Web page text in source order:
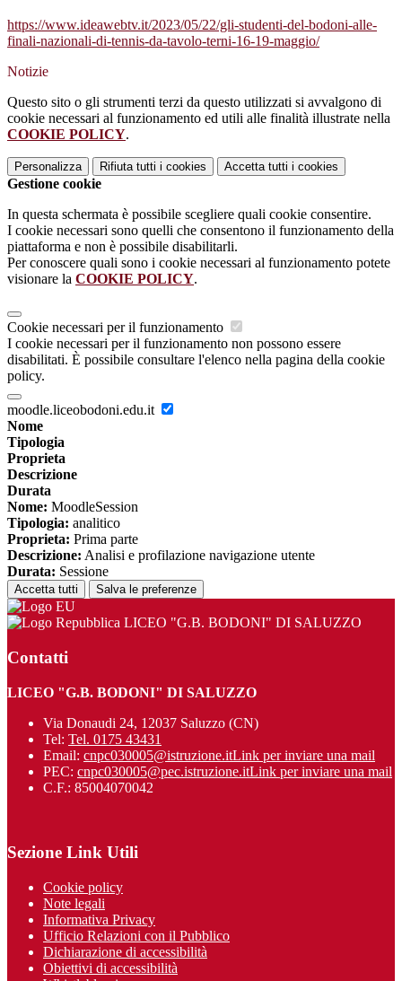
https://www.ideawebtv.it/2023/05/22/gli-studenti-del-bodoni-alle-
finali-nazionali-di-tennis-da-tavolo-terni-16-19-maggio/
Notizie
Questo sito o gli strumenti terzi da questo utilizzati si avvalgono di
cookie necessari al funzionamento ed utili alle finalità illustrate nella
COOKIE POLICY.
Personalizza Rifiuta tutti i cookies Accetta tutti i cookies
Gestione cookie
In questa schermata è possibile scegliere quali cookie consentire.
I cookie necessari sono quelli che consentono il funzionamento della
piattaforma e non è possibile disabilitarli.
Per conoscere quali sono i cookie necessari al funzionamento potete
visionare la COOKIE POLICY.
Cookie necessari per il funzionamento
I cookie necessari per il funzionamento non possono essere
disabilitati. È possibile consultare l'elenco nella pagina della cookie
policy.
moodle.liceobodoni.edu.it
Nome
Tipologia
Proprieta
Descrizione
Durata
Nome: MoodleSession
Tipologia: analitico
Proprieta: Prima parte
Descrizione: Analisi e profilazione navigazione utente
Durata: Sessione
Accetta tutti Salva le preferenze
LICEO "G.B. BODONI" DI SALUZZO
Contatti
LICEO "G.B. BODONI" DI SALUZZO
Via Donaudi 24, 12037 Saluzzo (CN)
Tel: Tel. 0175 43431
Email: cnpc030005@istruzione.itLink per inviare una mail
PEC: cnpc030005@pec.istruzione.itLink per inviare una mail
C.F.: 85004070042
Sezione Link Utili
Cookie policy
Note legali
Informativa Privacy
Ufficio Relazioni con il Pubblico
Dichiarazione di accessibilità
Obiettivi di accessibilità